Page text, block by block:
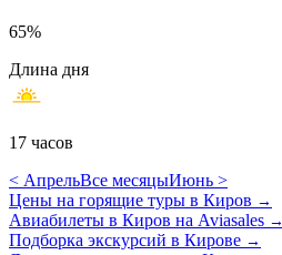
65%
Длина дня
17 часов
< АпрельВсе месяцыИюнь >
Цены на горящие туры в Киров →
Авиабилеты в Киров на Aviasales →
Подборка экскурсий в Кирове →